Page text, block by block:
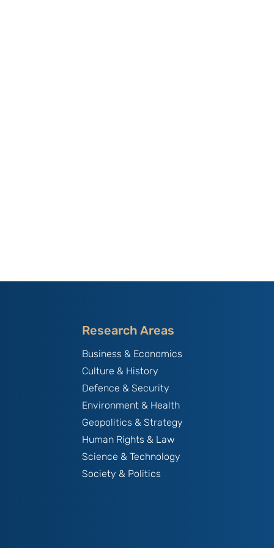
Research Areas
Business & Economics
Culture & History
Defence & Security
Environment & Health
Geopolitics & Strategy
Human Rights & Law
Science & Technology
Society & Politics